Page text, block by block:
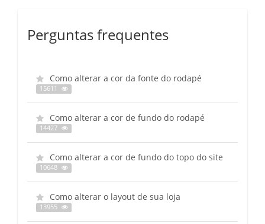
Perguntas frequentes
Como alterar a cor da fonte do rodapé
15611
Como alterar a cor de fundo do rodapé
14427
Como alterar a cor de fundo do topo do site
10648
Como alterar o layout de sua loja
13955